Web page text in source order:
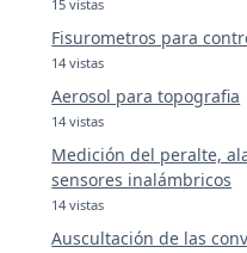
15 vistas
Fisurometros para
14 vistas
Aerosol para topografia
14 vistas
Medición del peralte,
sensores inalámbricos
14 vistas
Auscultación de las